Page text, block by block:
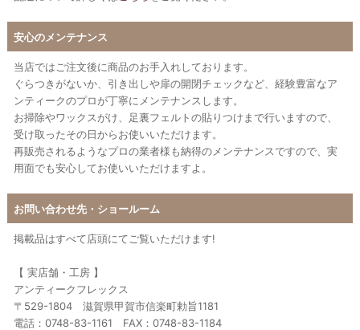
安心のメンテナンス
当店ではご注文後に商品のお手入れしております。
ぐらつきがないか、引き出しや扉の開閉チェックなど、経験豊富なア
ンティークのプロが丁寧にメンテナンスします。
お掃除やワックスがけ、足裏フェルトの貼りつけまで行いますので、
受け取ったその日からお使いいただけます。
再販売されるようなプロの業者様も納得のメンテナンスですので、実
用面でも安心してお使いいただけますよ。
お問い合わせ先・ショールーム
掲載品はすべて店頭にてご覧いただけます!
【 実店舗・工房 】
アンティークフレックス
〒529-1804 滋賀県甲賀市信楽町勅旨1181
電話：0748-83-1161 FAX：0748-83-1184